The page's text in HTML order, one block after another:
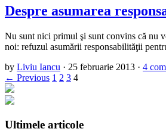
Despre asumarea
Nu sunt nici primul şi sunt convins că nu
noi: refuzul asumării responsabilităţii
by Liviu Iancu · 25 februarie 2013 · 4
← Previous 1 2 3 4
Ultimele articole